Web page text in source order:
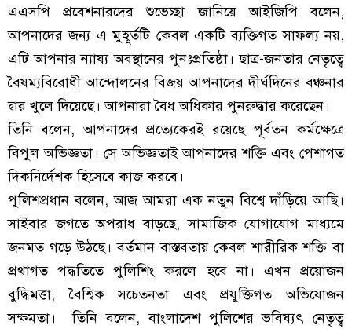
এএসপি প্রবেশনারদের শুভেচ্ছা জানিয়ে আইজিপি বলেন,
আপনাদের জন্য এ মুহূর্তটি কেবল একটি ব্যক্তিগত সাফল্য নয়,
এটি আপনার ন্যায্য অবস্থানের পুনঃপ্রতিষ্ঠা। ছাত্র-জনতার নেতৃত্বে
বৈষম্যবিরোধী আন্দোলনের বিজয় আপনাদের দীর্ঘদিনের বঞ্চনার
দ্বার খুলে দিয়েছে। আপনারা বৈধ অধিকার পুনরুদ্ধার করেছেন।
তিনি বলেন, আপনাদের প্রত্যেকেরই রয়েছে পূর্বতন কর্মক্ষেত্রে
বিপুল অভিজ্ঞতা। সে অভিজ্ঞতাই আপনাদের শক্তি এবং পেশাগত
দিকনির্দেশক হিসেবে কাজ করবে।
পুলিশপ্রধান বলেন, আজ আমরা এক নতুন বিশ্বে দাঁড়িয়ে আছি।
সাইবার জগতে অপরাধ বাড়ছে, সামাজিক যোগাযোগ মাধ্যমে
জনমত গড়ে উঠছে। বর্তমান বাস্তবতায় কেবল শারীরিক শক্তি বা
প্রথাগত পদ্ধতিতে পুলিশিং করলে হবে না। এখন প্রয়োজন
বুদ্ধিমত্তা, বৈশ্বিক সচেতনতা এবং প্রযুক্তিগত অভিযোজন
সক্ষমতা। তিনি বলেন, বাংলাদেশ পুলিশের ভবিষ্যৎ নেতৃত্ব